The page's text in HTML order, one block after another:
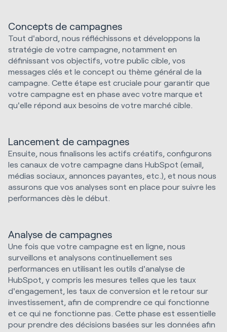
Concepts de campagnes
Tout d'abord, nous réfléchissons et développons la
stratégie de votre campagne, notamment en
définissant vos objectifs, votre public cible, vos
messages clés et le concept ou thème général de la
campagne. Cette étape est cruciale pour garantir que
votre campagne est en phase avec votre marque et
qu'elle répond aux besoins de votre marché cible.
Lancement de campagnes
Ensuite, nous finalisons les actifs créatifs, configurons
les canaux de votre campagne dans HubSpot (email,
médias sociaux, annonces payantes, etc.), et nous nous
assurons que vos analyses sont en place pour suivre les
performances dès le début.
Analyse de campagnes
Une fois que votre campagne est en ligne, nous
surveillons et analysons continuellement ses
performances en utilisant les outils d'analyse de
HubSpot, y compris les mesures telles que les taux
d'engagement, les taux de conversion et le retour sur
investissement, afin de comprendre ce qui fonctionne
et ce qui ne fonctionne pas. Cette phase est essentielle
pour prendre des décisions basées sur les données afin